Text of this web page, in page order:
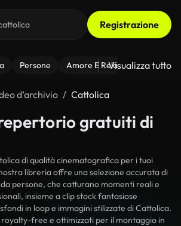
Registrazione
Persone Amore E Relazioni Il
Visualizza tutto
d’archivio Cattolica
gratuiti di
di qualità cinematografica per i tuoi
libreria offre una selezione accurata di
persone, che catturano momenti reali e
insieme a clip stock fantasiose
in loop e immagini stilizzate di Cattolica.
free e ottimizzati per il montaggio in